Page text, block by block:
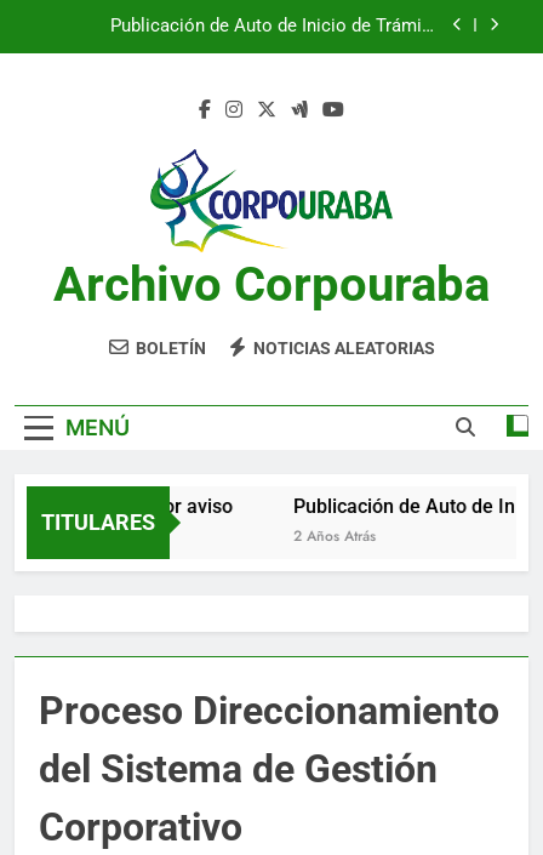
Publicación de Auto de Inicio de Trámite
Notificación por aviso
Publicación de Auto de Inicio de Trámite
Publicación de Auto de Inicio de Trámite
CITACIONES
Archivo Corpouraba
BOLETÍN NOTICIAS ALEATORIAS
MENÚ
TITULARES
Notificación por aviso
2 Años Atrás
Publicación de Auto de Inicio
2 Años Atrás
Proceso Direccionamiento
del Sistema de Gestión
Corporativo